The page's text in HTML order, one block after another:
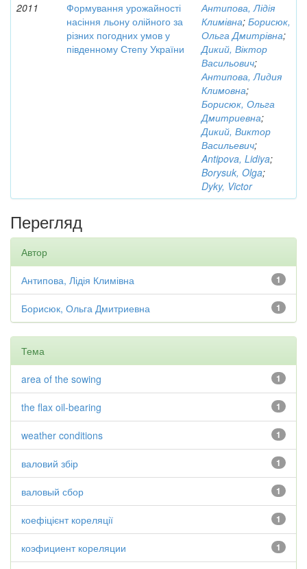
2011
Формування урожайності
насіння льону олійного за
різних погодних умов у
південному Степу України
Антипова, Лідія
Климівна; Борисюк,
Ольга Дмитрівна;
Дикий, Віктор
Васильович;
Антипова, Лидия
Климовна;
Борисюк, Ольга
Дмитриевна;
Дикий, Виктор
Васильевич;
Antipova, Lidiya;
Borysuk, Olga;
Dyky, Victor
Перегляд
Автор
1
Антипова, Лідія Климівна
1
Борисюк, Ольга Дмитриевна
Тема
1
area of the sowing
1
the flax oil-bearing
1
weather conditions
1
валовий збір
1
валовый сбор
1
коефіцієнт кореляції
1
коэфициент кореляции